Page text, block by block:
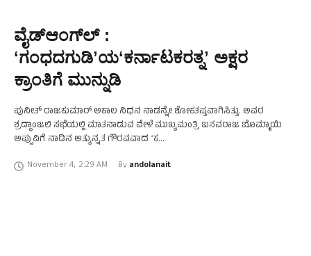
ವೈಡ್‍ಆಂಗ್‍ಲ್ :
ʻಗಂಧದಗುಡಿʼಯʻಕರ್ನಾಟಕರತ್ನʼ ಅಕ್ಷರ
ಕ್ರಾಂತಿಗೆ ಮುನ್ನುಡಿ
ಪುನೀತ್‍ ರಾಜಕುಮಾರ್ ಅಕಾಲ ನಿಧನ ನಾಡನ್ನೇ ಶೋಕತಪ್ತವಾಗಿಸಿತ್ತು. ಅವರ
ಶ್ರದ್ಧಾಂಜಲಿ ಸಭೆಯಲ್ಲಿ ಮಾತನಾಡುವ ವೇಳೆ ಮುಖ್ಯಮಂತ್ರಿ ಬಸವರಾಜ ಬೊಮ್ಮಾಯಿ
ಅಪ್ಪುವಿಗೆ ನಾಡಿನ ಅತ್ಯುನ್ನತ ಗೌರವವಾದ ʻಕ
ದಿನದಂದುಅವರಿಗೆ ಈ ಗೌರವವನ್ನು ನೀಡಲಾಯಿತು. ನಟರಾದರಜನಿಕಾಂತ್,
November 4, 2:29 AM By andolanait